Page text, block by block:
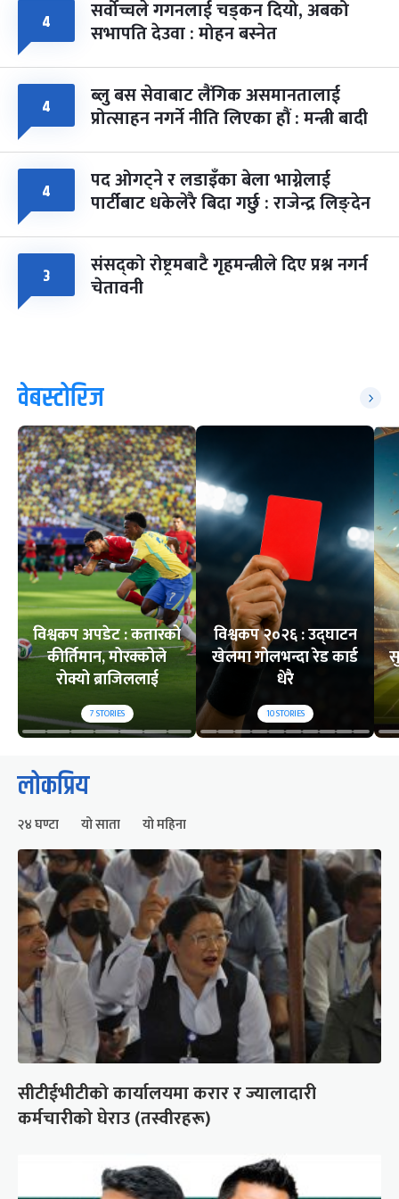
४ सर्वोच्चले गगनलाई चड्कन दियो, अबको
सभापति देउवा : मोहन बस्नेत
४ ब्लु बस सेवाबाट लैंगिक असमानतालाई
प्रोत्साहन नगर्ने नीति लिएका हौं : मन्त्री बादी
४ पद ओगट्ने र लडाइँका बेला भाग्नेलाई
पार्टीबाट धकेलेरै बिदा गर्छु : राजेन्द्र लिङ्देन
३ संसद्को रोष्ट्रमबाटै गृहमन्त्रीले दिए प्रश्न नगर्न
चेतावनी
वेबस्टोरिज
विश्वकप अपडेट : कतारको
कीर्तिमान, मोरक्कोले
रोक्यो ब्राजिललाई
7STORIES
विश्वकप २०२६ : उद्घाटन
खेलमा गोलभन्दा रेड कार्ड
धेरै
10STORIES
लोकप्रिय
२४ घण्टा यो साता यो महिना
सीटीईभीटीको कार्यालयमा करार र ज्यालादारी
कर्मचारीको घेराउ (तस्वीरहरू)